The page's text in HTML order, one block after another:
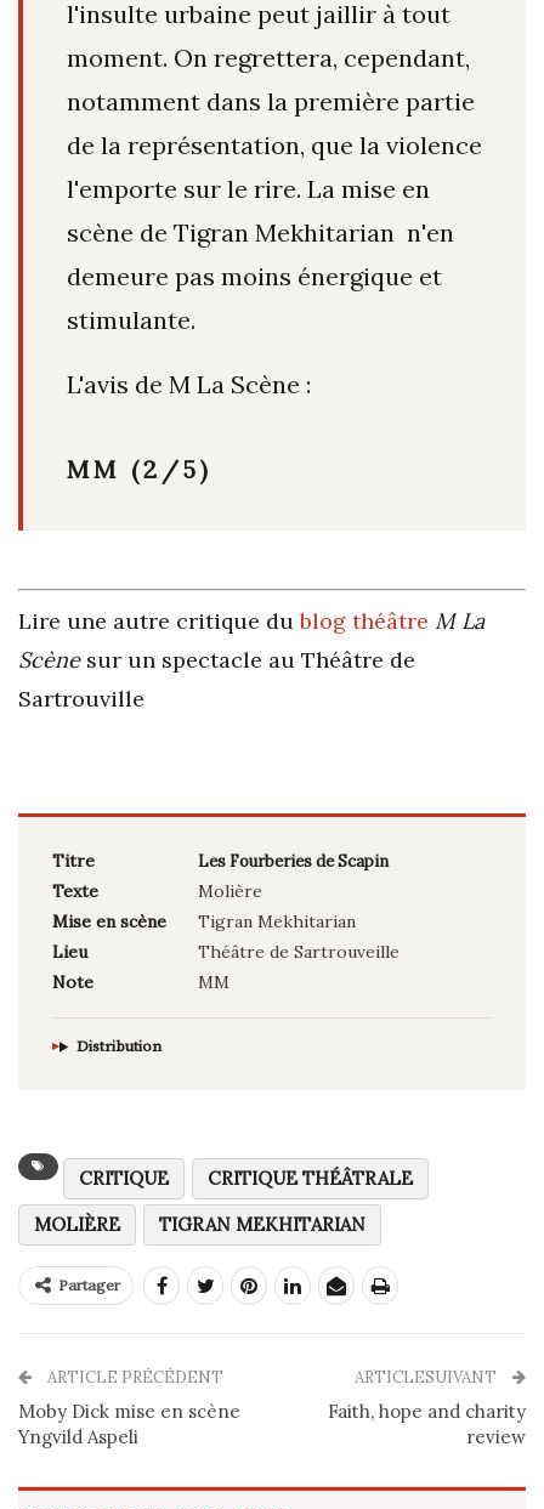
l'insulte urbaine peut jaillir à tout
moment. On regrettera, cependant,
notamment dans la première partie
de la représentation, que la violence
l'emporte sur le rire. La mise en
scène de Tigran Mekhitarian n'en
demeure pas moins énergique et
stimulante.
L'avis de M La Scène :
MM (2/5)
Lire une autre critique dublog théâtre M La
Scènesur un spectacle au Théâtre de
Sartrouville
Titre Les Fourberies de Scapin
Texte
Molière
Mise en scène
Tigran Mekhitarian
Lieu
Théâtre de Sartrouveille
Note
MM
Distribution
CRITIQUE
CRITIQUE THÉÂTRALE
MOLIÈRE
TIGRAN MEKHITARIAN
Partager
ARTICLE PRÉCÉDENT
Moby Dick mise en scène
Yngvild Aspeli
ARTICLESUIVANT
Faith, hope and charity
review